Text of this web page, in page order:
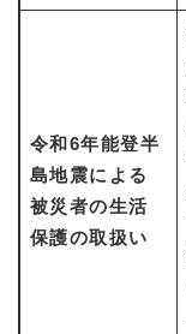
令和6年能登半
島地震による
被災者の生活
保護の取扱い